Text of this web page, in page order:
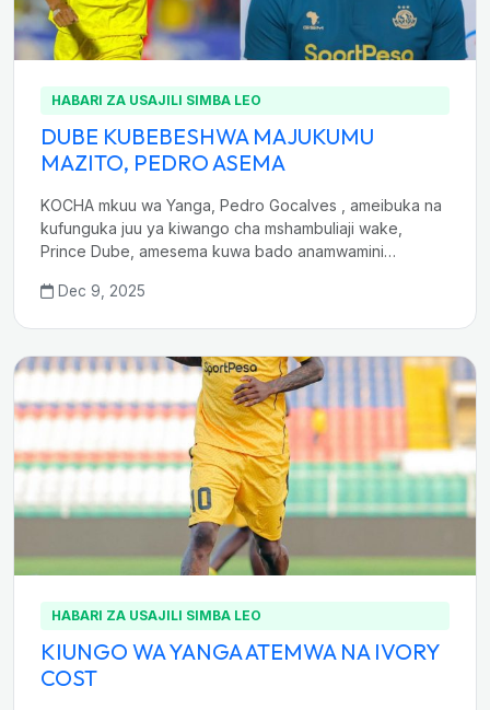
HABARI ZA USAJILI SIMBA LEO
DUBE KUBEBESHWA MAJUKUMU
MAZITO, PEDRO ASEMA
KOCHA mkuu wa Yanga, Pedro Gocalves , ameibuka na
kufunguka juu ya kiwango cha mshambuliaji wake,
Prince Dube, amesema kuwa bado anamwamini…
Dec 9, 2025
HABARI ZA USAJILI SIMBA LEO
KIUNGO WA YANGA ATEMWA NA IVORY
COST